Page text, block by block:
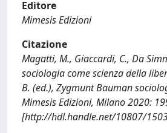
Editore
Mimesis Edizioni
Citazione
Magatti, M., Giaccardi, C., Da
sociologia come scienza della
B. (ed.), Zygmunt Bauman
Mimesis Edizioni, Milano 2020:
[http://hdl.handle.net/10807/